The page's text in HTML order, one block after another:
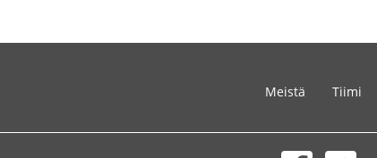
Meistä Tiimi